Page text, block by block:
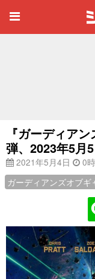
『ガーディア
弾、2023年5月
2021年5月4日
0
ガーディアンズオブギ